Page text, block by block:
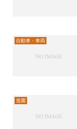
自動車・車両
造園